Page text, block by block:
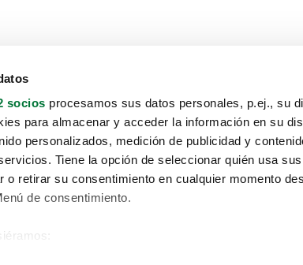
socios procesamos sus datos personales, p.ej., su
para almacenar y acceder la información en su
personalizados, medición de publicidad y
Tiene la opción de seleccionar quién usa
o retirar su consentimiento en cualquier momento
de consentimiento.